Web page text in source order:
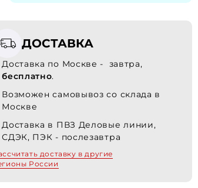
ДОСТАВКА
Доставка по Москве - завтра,
бесплатно.
Возможен самовывоз со склада в
Москве
Доставка в ПВЗ Деловые линии,
СДЭК, ПЭК - послезавтра
доставку в другие
России